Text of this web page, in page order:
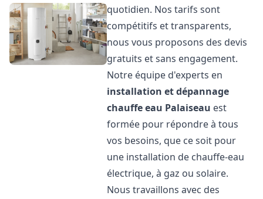
quotidien. Nos tarifs sont
compétitifs et transparents,
nous vous proposons des devis
gratuits et sans engagement.
Notre équipe d'experts en
installation et dépannage
chauffe eau Palaiseau est
formée pour répondre à tous
vos besoins, que ce soit pour
une installation de chauffe-eau
électrique, à gaz ou solaire.
Nous travaillons avec des